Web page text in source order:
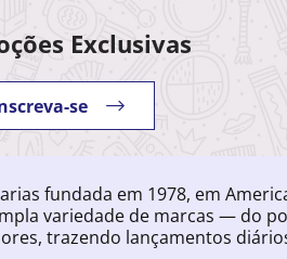
Exclusivas
se
fundada em 1978, em
variedade de marcas — do
trazendo lançamentos